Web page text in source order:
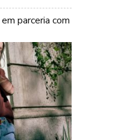
parceria com